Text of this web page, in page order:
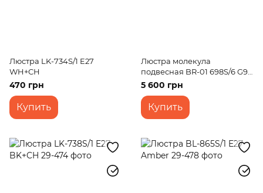
Люстра LK-734S/1 E27
WH+CH
470 грн
Купить
Люстра молекула
подвесная BR-01 698S/6 G9
GD+WT
5 600 грн
Купить